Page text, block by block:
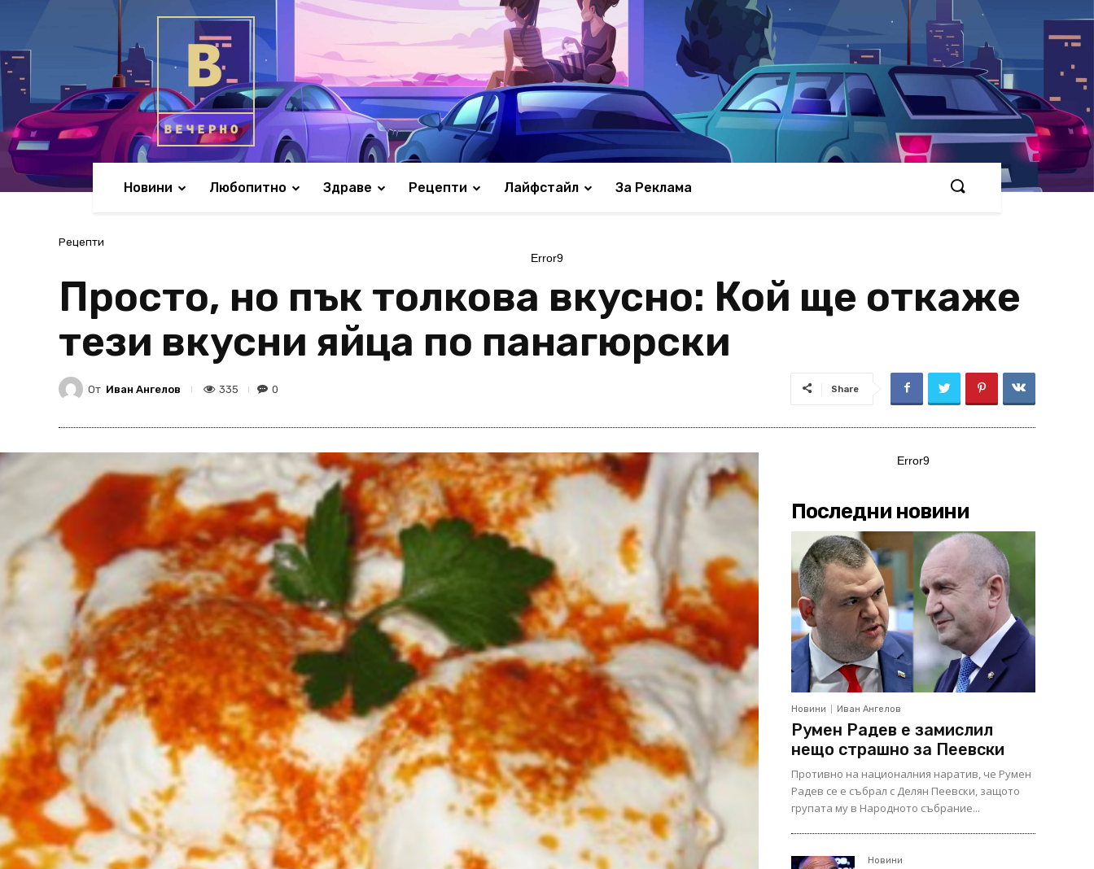
Новини Любопитно Здраве Рецепти Лайфстайл За Реклама
Рецепти
Error9
Просто, но пък толкова вкусно: Кой ще откаже
тези вкусни яйца по панагюрски
От Иван Ангелов 335 0 Share
Error9
Последни новини
Новини Иван Ангелов
Румен Радев е замислил
нещо страшно за Пеевски
Противно на националния наратив, че Румен
Радев се е събрал с Делян Пеевски, защото
групата му в Народното събрание...
Новини